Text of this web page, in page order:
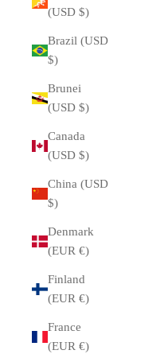
(USD $)
Brazil (USD
$)
Brunei
(USD $)
Canada
(USD $)
China (USD
$)
Denmark
(EUR €)
Finland
(EUR €)
France
(EUR €)